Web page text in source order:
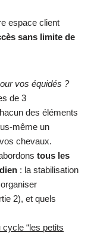
espace client
sans limite de
vos équidés ?
de 3
des éléments
même un
chevaux.
tous les
: la stabilisation
2), et quels
“les petits